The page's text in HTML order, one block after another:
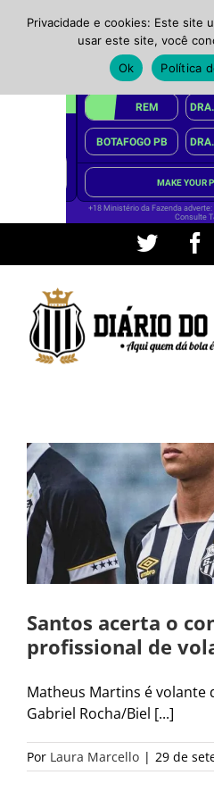
conteúdo
Twitter
Santos acerta o
profissional de
Matheus Martins é volante
Gabriel Rocha/Biel [...]
Por Laura Marcello | 29 de
Privacidade e cookies: Este site
usar este site, você
Ok
Política